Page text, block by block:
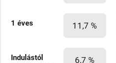
1 éves 11,7 %
Indulástól
6,7 %